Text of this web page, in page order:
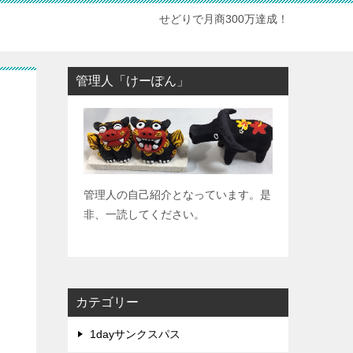
せどりで月商300万達成！
管理人「けーぽん」
管理人の自己紹介となっています。是
非、一読してください。
カテゴリー
1dayサンクスパス